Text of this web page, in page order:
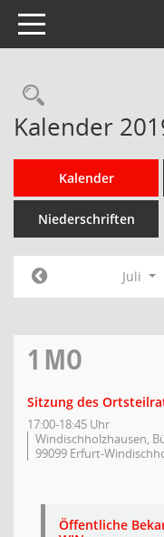
Toggle navigation
Kalender
Kalender
Niederschriften
Juli
1 MO
Sitzung des
17:00-18:45 Uhr
Windischholzhausen,
99099 Erfurt-
Öffentliche